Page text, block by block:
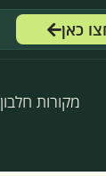
כאן
מקורות חלבון